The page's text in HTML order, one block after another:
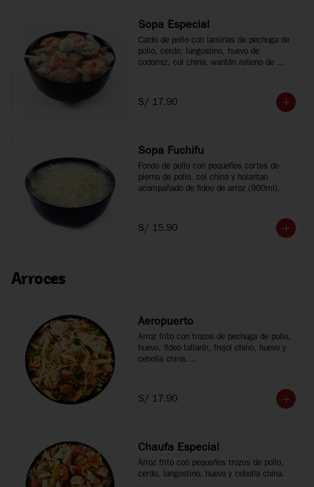
Sopa Especial
Caldo de pollo con laminas de pechuga de
pollo, cerdo, langostino, huevo de
codorniz, col china, wantán relleno de
S/ 17.90
Sopa Fuchifu
Fondo de pollo con pequeños cortes de
pierna de pollo, col china y holantao
acompañado de fideo de arroz (900ml).
S/ 15.90
Arroces
Aeropuerto
Arroz frito con trozos de pechuga de pollo,
huevo, fideo tallarín, frejol chino, huevo y
cebolla china.
*Fotos referenciales
S/ 17.90
Chaufa Especial
Arroz frito con pequeños trozos de pollo,
cerdo, langostino, huevo y cebolla china.